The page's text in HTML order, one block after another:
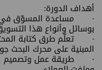
أهداف الدورة:
· مساعدة المسوّق في
بوسائل وأنواع هذا
· تعلّم طرق كتابة
المبنية على محرك البحث
· طريقة عمل وتصميم